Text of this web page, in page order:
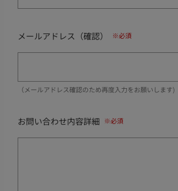
メールアドレス（確認）
（メールアドレス確認のため再度入力をお願いします)
お問い合わせ内容詳細